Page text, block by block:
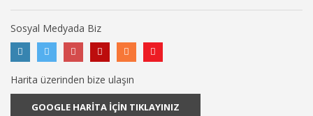
Sosyal Medyada Biz
Harita üzerinden bize ulaşın
GOOGLE HARİTA İÇİN TIKLAYINIZ